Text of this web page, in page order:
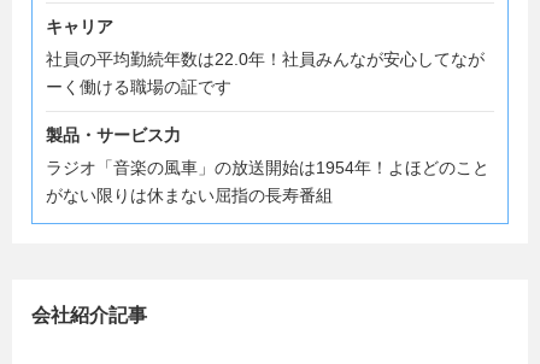
キャリア
社員の平均勤続年数は22.0年！社員みんなが安心してなが
ーく働ける職場の証です
製品・サービス力
ラジオ「音楽の風車」の放送開始は1954年！よほどのこと
がない限りは休まない屈指の長寿番組
会社紹介記事